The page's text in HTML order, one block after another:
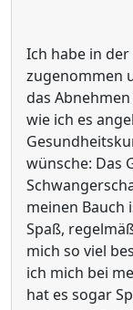
Ich habe in
zugenommen
das
wie ich es
wünsche: Das
meinen Bauch
Spaß,
mich so viel
ich mich bei
hat es sogar